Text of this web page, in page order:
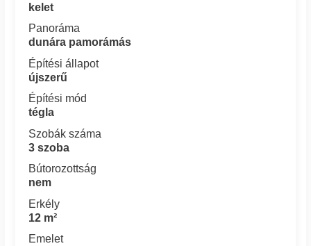
kelet
Panoráma
dunára pamorámás
Építési állapot
újszerű
Építési mód
tégla
Szobák száma
3 szoba
Bútorozottság
nem
Erkély
12 m²
Emelet